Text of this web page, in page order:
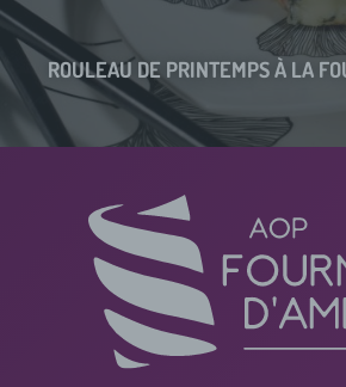
ROULEAU DE PRINTEMPS À LA